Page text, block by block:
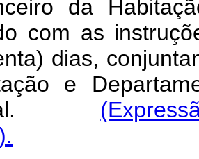
da
com as
dias,
e